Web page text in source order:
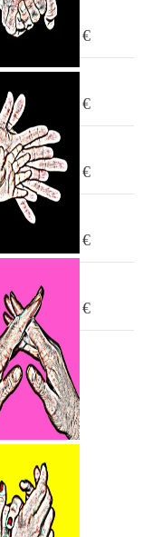
art
96 €
art
89 €
art
78 €
art
58 €
art
56 €
14
edition
edition
edition